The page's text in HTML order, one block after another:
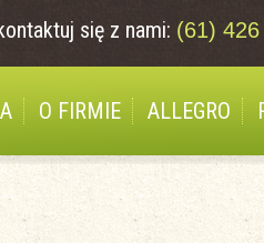
się z nami: (61)
O FIRMIE ALLEGRO